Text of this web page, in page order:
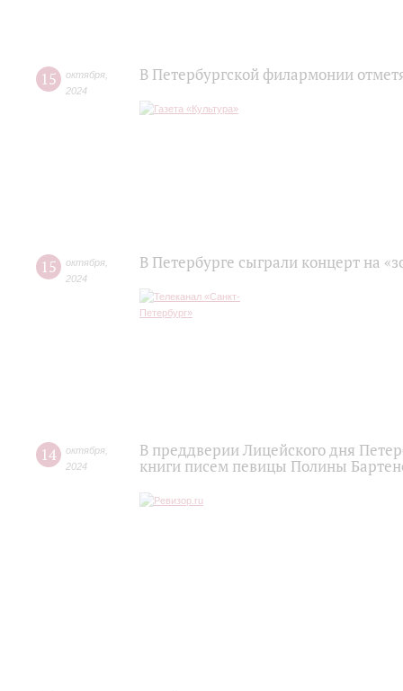
15 октября
2024
В Петербургской филармонии
15 октября
2024
В Петербурге сыграли концерт на
14 октября
2024
В преддверии Лицейского дня
книги писем певицы Полины